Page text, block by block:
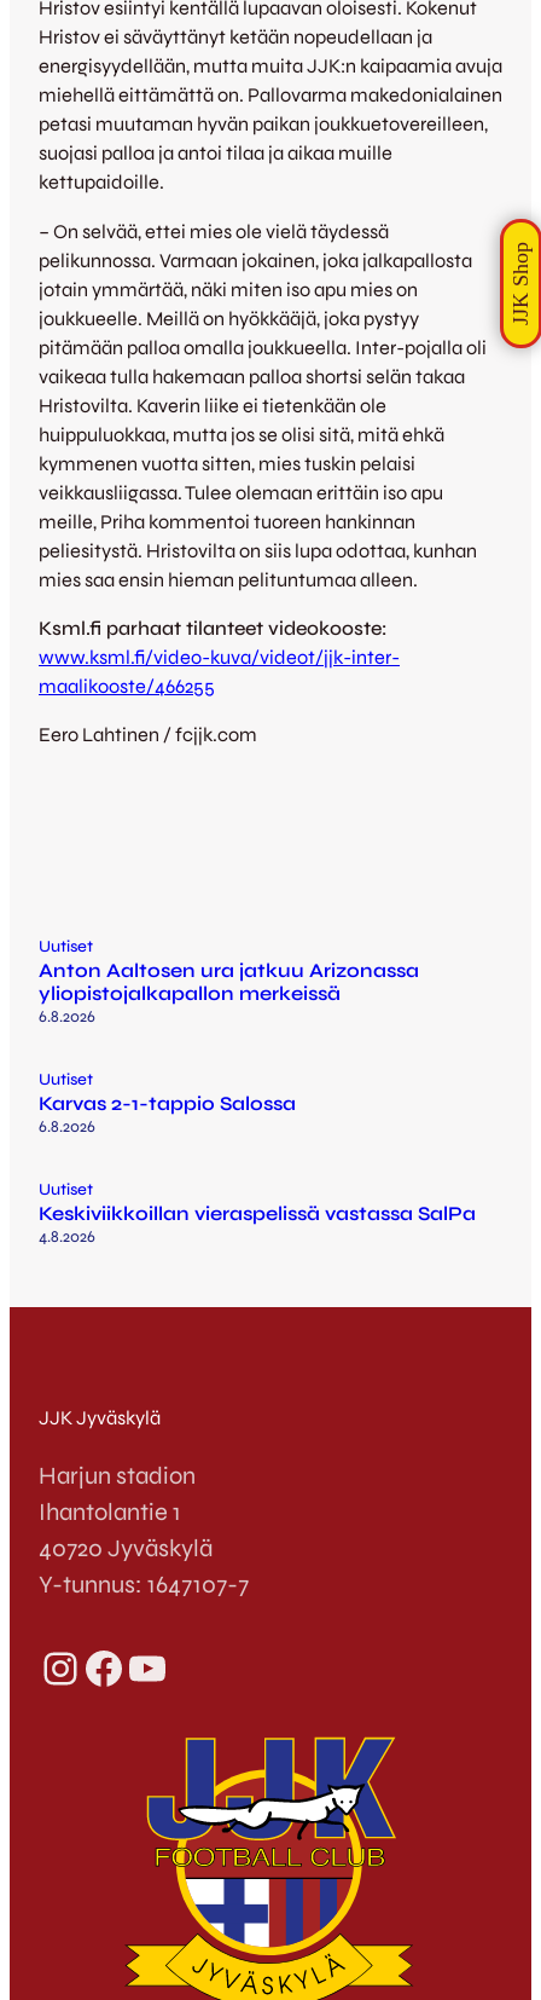
Hristov esiintyi kentällä lupaavan oloisesti. Kokenut
Hristov ei säväyttänyt ketään nopeudellaan ja
energisyydellään, mutta muita JJK:n kaipaamia avuja
miehellä eittämättä on. Pallovarma makedonialainen
petasi muutaman hyvän paikan joukkuetovereilleen,
suojasi palloa ja antoi tilaa ja aikaa muille
kettupaidoille.
– On selvää, ettei mies ole vielä täydessä
pelikunnossa. Varmaan jokainen, joka jalkapallosta
jotain ymmärtää, näki miten iso apu mies on
joukkueelle. Meillä on hyökkääjä, joka pystyy
pitämään palloa omalla joukkueella. Inter-pojalla oli
vaikeaa tulla hakemaan palloa shortsi selän takaa
Hristovilta. Kaverin liike ei tietenkään ole
huippuluokkaa, mutta jos se olisi sitä, mitä ehkä
kymmenen vuotta sitten, mies tuskin pelaisi
veikkausliigassa. Tulee olemaan erittäin iso apu
meille, Priha kommentoi tuoreen hankinnan
peliesitystä. Hristovilta on siis lupa odottaa, kunhan
mies saa ensin hieman pelituntumaa alleen.
Ksml.fi parhaat tilanteet videokooste:
www.ksml.fi/video-kuva/videot/jjk-inter-
maalikooste/466255
Eero Lahtinen / fcjjk.com
Uutiset
Anton Aaltosen ura jatkuu Arizonassa
yliopistojalkapallon merkeissä
6.8.2026
Uutiset
Karvas 2-1-tappio Salossa
6.8.2026
Uutiset
Keskiviikkoillan vieraspelissä vastassa SalPa
4.8.2026
JJK Jyväskylä
Harjun stadion
Ihantolantie 1
40720 Jyväskylä
Y-tunnus: 1647107-7
InstagramFacebook YouTube